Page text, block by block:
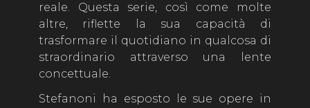
reale. Questa serie, così come molte
altre, riflette la sua capacità di
trasformare il quotidiano in qualcosa di
straordinario attraverso una lente
concettuale.
Stefanoni ha esposto le sue opere in